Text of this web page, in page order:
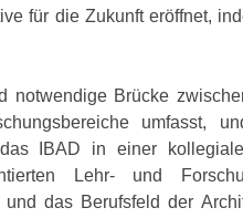
für die Zukunft eröffnet,
Brücke
umfasst,
IBAD in einer
Lehr- und
das Berufsfeld der